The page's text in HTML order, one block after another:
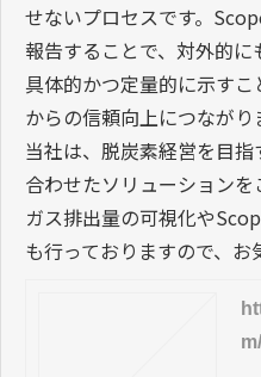
せないプロセスです。
報告することで、対外的
具体的かつ定量的に示す
からの信頼向上につながり
当社は、脱炭素経営を目
合わせたソリューション
ガス排出量の可視化や
も行っておりますので、お